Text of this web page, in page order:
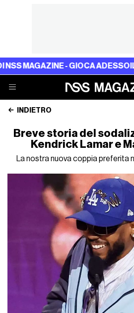
- GIOCA ADESSOIL
INDIETRO
Breve storia del
Kendrick Lamar e
La nostra nuova coppia preferita